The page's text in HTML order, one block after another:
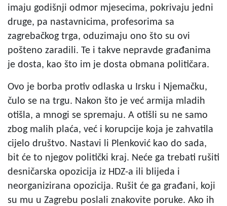
imaju godišnji odmor mjesecima, pokrivaju jedni
druge, pa nastavnicima, profesorima sa
zagrebačkog trga, oduzimaju ono što su ovi
pošteno zaradili. Te i takve nepravde građanima
je dosta, kao što im je dosta obmana političara.
Ovo je borba protiv odlaska u Irsku i Njemačku,
čulo se na trgu. Nakon što je već armija mladih
otišla, a mnogi se spremaju. A otišli su ne samo
zbog malih plaća, već i korupcije koja je zahvatila
cijelo društvo. Nastavi li Plenković kao do sada,
bit će to njegov politički kraj. Neće ga trebati rušiti
desničarska opozicija iz HDZ-a ili blijeda i
neorganizirana opozicija. Rušit će ga građani, koji
su mu u Zagrebu poslali znakovite poruke. Ako ih